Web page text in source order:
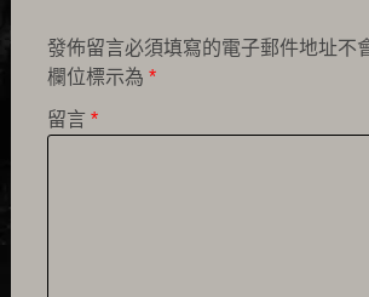
發佈留言必須填寫的電子郵件地址不
欄位標示為 *
留言 *